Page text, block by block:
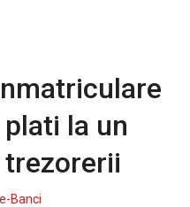
la un
Banci